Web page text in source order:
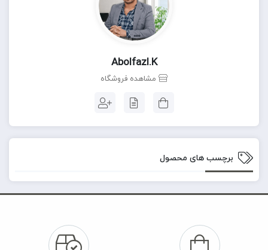
Abolfazl.k
مشاهده فروشگاه
برچسب های محصول